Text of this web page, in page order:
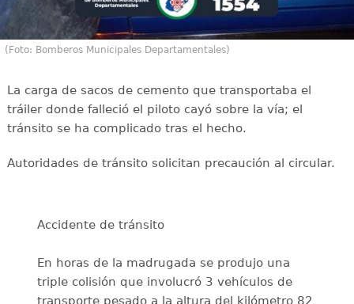
(Foto: Bomberos Municipales Departamentales)
La carga de sacos de cemento que transportaba el
tráiler donde falleció el piloto cayó sobre la vía; el
tránsito se ha complicado tras el hecho.
Autoridades de tránsito solicitan precaución al circular.
Accidente de tránsito
En horas de la madrugada se produjo una
triple colisión que involucró 3 vehículos de
transporte pesado a la altura del kilómetro 82